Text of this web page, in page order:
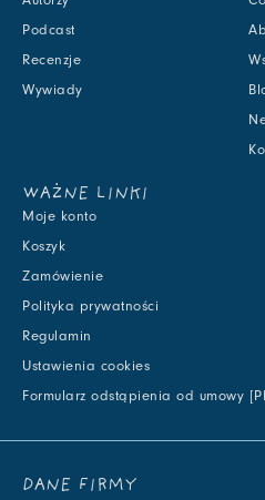
Podcast
Recenzje
Wywiady
WAŻNE LINKI
Moje konto
Koszyk
Zamówienie
Polityka prywatności
Regulamin
Ustawienia cookies
Formularz odstąpienia od umowy
DANE FIRMY